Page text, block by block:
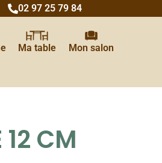
02 97 25 79 84
Ma table
Mon salon
12 CM